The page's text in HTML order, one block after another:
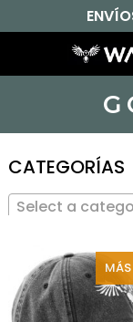
CATEGORÍAS
Select a